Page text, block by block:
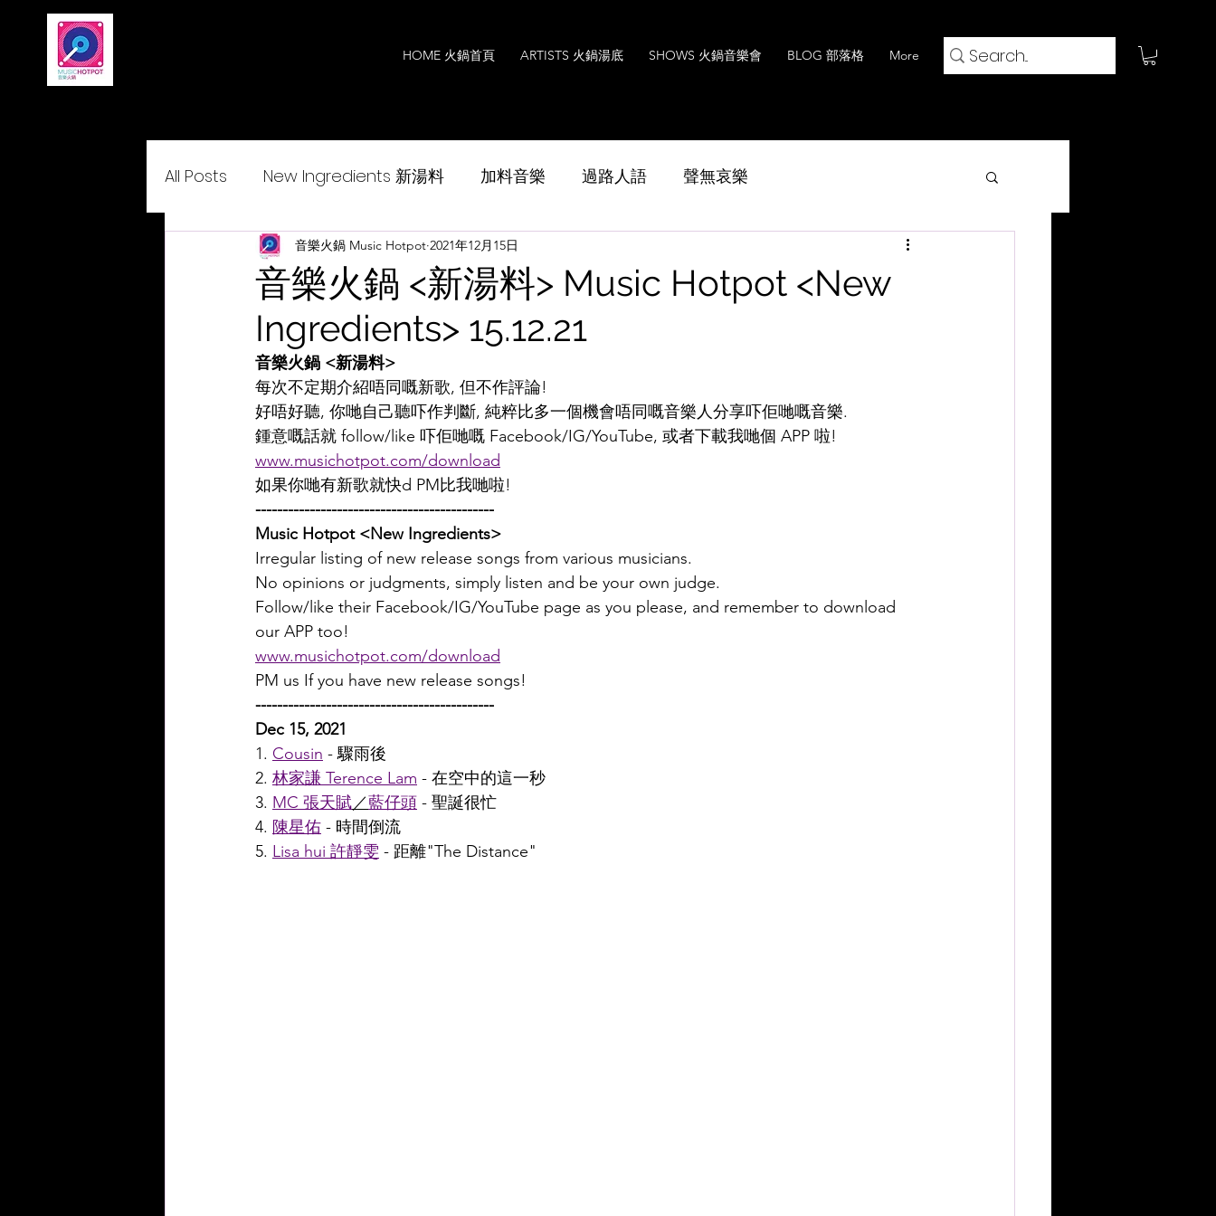
HOME 火鍋首頁 ARTISTS 火鍋湯底 SHOWS 火鍋音樂會 BLOG 部落格 More
All Posts New Ingredients 新湯料 加料音樂 過路人語 聲無哀樂
Delightcantopop 悅•與•歌 Music Interview
音樂火鍋 <新湯料> Music Hotpot <New
Ingredients> 15.12.21
音樂火鍋 Music Hotpot 2021年12月15日
音樂火鍋 <新湯料>
每次不定期介紹唔同嘅新歌, 但不作評論!
好唔好聽, 你哋自己聽吓作判斷, 純粹比多一個機會唔同嘅音樂人分享吓佢哋嘅音樂.
鍾意嘅話就 follow/like 吓佢哋嘅 Facebook/IG/YouTube, 或者下載我哋個 APP 啦!
www.musichotpot.com/download
如果你哋有新歌就快d PM比我哋啦!
--------------------------------------------
Music Hotpot <New Ingredients>
Irregular listing of new release songs from various musicians.
No opinions or judgments, simply listen and be your own judge.
Follow/like their Facebook/IG/YouTube page as you please, and remember to download
our APP too!
www.musichotpot.com/download
PM us If you have new release songs!
--------------------------------------------
Dec 15, 2021
1. Cousin - 驟雨後
2. 林家謙 Terence Lam - 在空中的這一秒
3. MC 張天賦／藍仔頭 - 聖誕很忙
4. 陳星佑 - 時間倒流
5. Lisa hui 許靜雯 - 距離"The Distance"